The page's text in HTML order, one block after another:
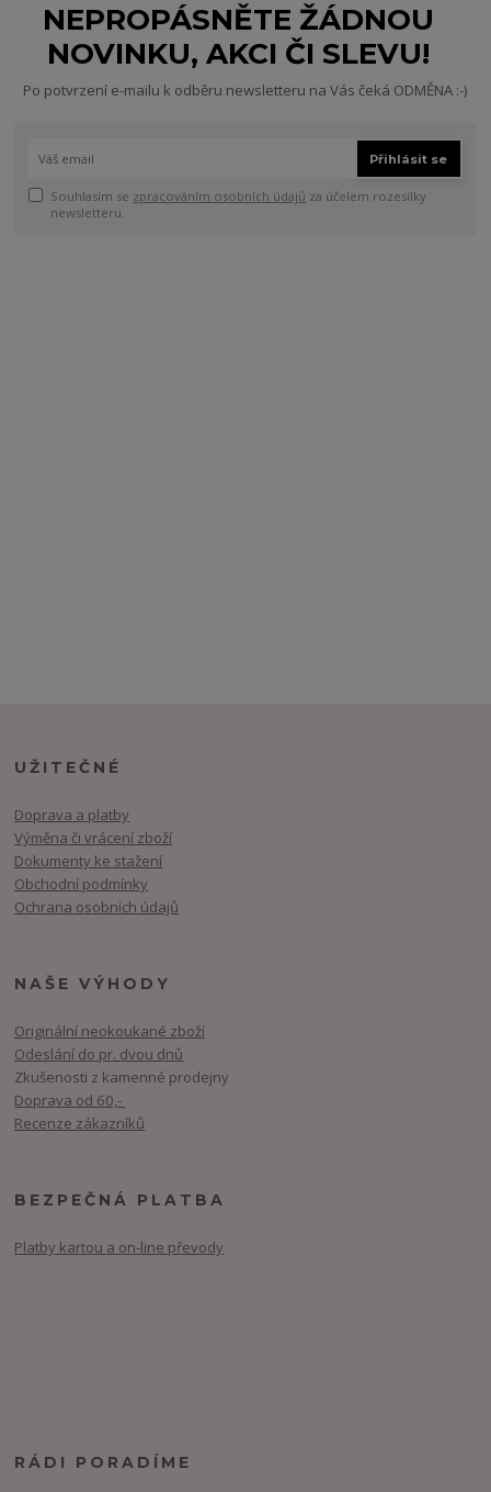
NEPROPÁSNĚTE ŽÁDNOU
NOVINKU, AKCI ČI SLEVU!
Po potvrzení e-mailu k odběru newsletteru na Vás čeká ODMĚNA :-)
Přihlásit se
Souhlasím se zpracováním osobních údajů za účelem rozesílky
newsletteru.
UŽITEČNÉ
Doprava a platby
Výměna či vrácení zboží
Dokumenty ke stažení
Obchodní podmínky
Ochrana osobních údajů
NAŠE VÝHODY
Originální neokoukané zboží
Odeslání do pr. dvou dnů
Zkušenosti z kamenné prodejny
Doprava od 60,-
Recenze zákazníků
BEZPEČNÁ PLATBA
Platby kartou a on-line převody
RÁDI PORADÍME